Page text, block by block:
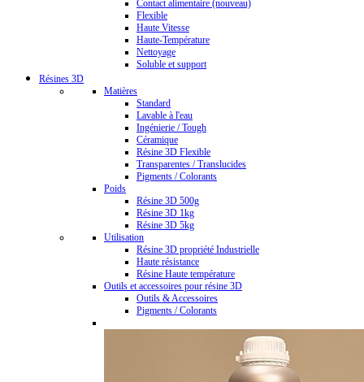
Contact alimentaire (nouveau)
Flexible
Haute Vitesse
Haute-Température
Nettoyage
Soluble et support
Résines 3D
Matières
Standard
Lavable à l'eau
Ingénierie / Tough
Céramique
Résine 3D Flexible
Transparentes / Translucides
Pigments / Colorants
Poids
Résine 3D 500g
Résine 3D 1kg
Résine 3D 5kg
Utilisation
Résine 3D propriété Industrielle
Haute résistance
Résine Haute température
Outils et accessoires pour résine 3D
Outils & Accessoires
Pigments / Colorants